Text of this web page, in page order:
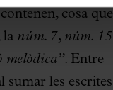
cosa que
la núm. 7, núm. 15
melòdica”. Entre
sumar les escrites